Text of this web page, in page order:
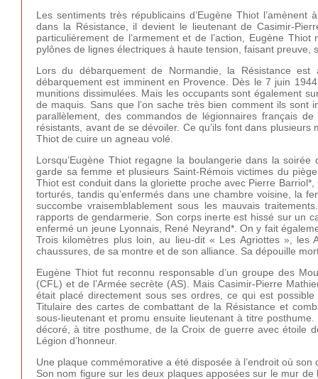
Les sentiments très républicains d’Eugène Thiot
dans la Résistance, il devient le lieutenant de Casimir-
particulièrement de l’armement et de l’action, Eugène
pylônes de lignes électriques à haute tension, faisant
Lors du débarquement de Normandie, la Résistance
débarquement est imminent en Provence. Dès le 7 juin
munitions dissimulées. Mais les occupants sont également
de maquis. Sans que l’on sache très bien comment ils
parallèlement, des commandos de légionnaires français
résistants, avant de se dévoiler. Ce qu’ils font dans
Thiot de cuire un agneau volé.
Lorsqu’Eugène Thiot regagne la boulangerie dans la
garde sa femme et plusieurs Saint-Rémois victimes du
Thiot est conduit dans la gloriette proche avec Pierre
torturés, tandis qu’enfermés dans une chambre voisine, la
succombe vraisemblablement sous les mauvais
rapports de gendarmerie. Son corps inerte est hissé sur un
enfermé un jeune Lyonnais, René Neyrand*. On y fait
Trois kilomètres plus loin, au lieu-dit « Les Agriottes », les
chaussures, de sa montre et de son alliance. Sa dépouille
Eugène Thiot fut reconnu responsable d’un groupe des
(CFL) et de l’Armée secrète (AS). Mais Casimir-Pierre
était placé directement sous ses ordres, ce qui est
Titulaire des cartes de combattant de la Résistance et
sous-lieutenant et promu ensuite lieutenant à titre
décoré, à titre posthume, de la Croix de guerre avec étoile
Légion d’honneur.
Une plaque commémorative a été disposée à l’endroit où
Son nom figure sur les deux plaques apposées sur le mur